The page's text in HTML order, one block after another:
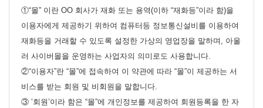
①“몰” 이란 OO 회사가 재화 또는 용역(이하 “재화등”이라 함)을
이용자에게 제공하기 위하여 컴퓨터등 정보통신설비를 이용하여
재화등을 거래할 수 있도록 설정한 가상의 영업장을 말하며, 아울
러 사이버몰을 운영하는 사업자의 의미로도 사용합니다.
②“이용자”란 “몰”에 접속하여 이 약관에 따라 “몰”이 제공하는 서
비스를 받는 회원 및 비회원을 말합니다.
③ ‘회원’이라 함은 “몰”에 개인정보를 제공하여 회원등록을 한 자